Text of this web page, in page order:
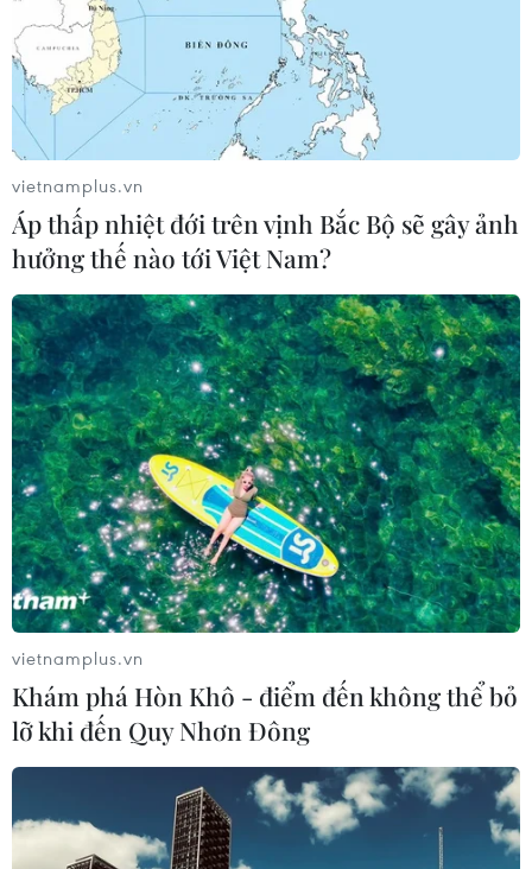
vietnamplus.vn
Áp thấp nhiệt đới trên vịnh Bắc Bộ sẽ gây ảnh
hưởng thế nào tới Việt Nam?
vietnamplus.vn
Khám phá Hòn Khô - điểm đến không thể bỏ
lỡ khi đến Quy Nhơn Đông